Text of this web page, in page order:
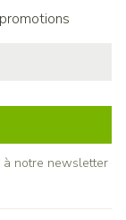
à notre newsletter